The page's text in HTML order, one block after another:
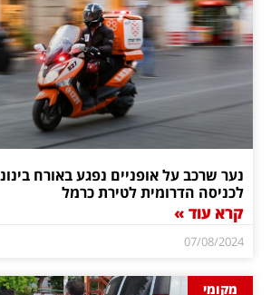
נער שרכב על אופניים נפגע באורח
לכניסה הדרומית לטירת כרמל
קרא עוד »
07/08/2024
מקומי